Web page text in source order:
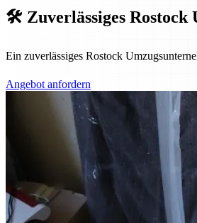
🛠️ Zuverlässiges Rostock
Ein zuverlässiges Rostock
Angebot anfordern